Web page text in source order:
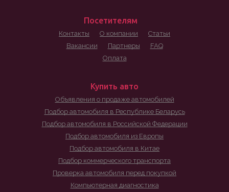
Посетителям
Контакты О компании
Статьи
Вакансии
Партнеры
FAQ
Оплата
Купить авто
Объявления о продаже автомобилей
Подбор автомобиля в Республике Беларусь
Подбор автомобиля в Российской Федерации
Подбор автомобиля из Европы
Подбор автомобиля в Китае
Подбор коммерческого транспорта
Проверка автомобиля перед покупкой
Компьютерная диагностика